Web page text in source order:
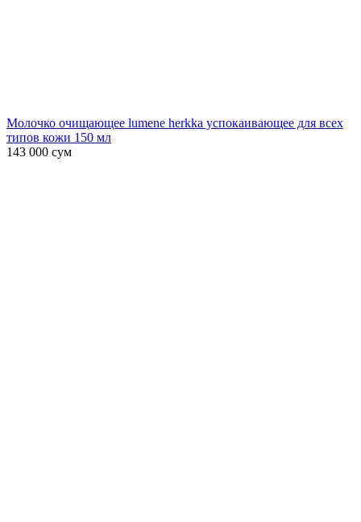
Молочко очищающее lumene herkka успокаивающее для всех
типов кожи 150 мл
143 000 сум